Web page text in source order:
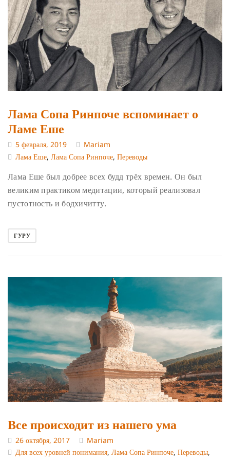
Лама Сопа Ринпоче вспоминает о
Ламе Еше
5 февраля, 2019
Mariam
Лама Еше, Лама Сопа Ринпоче, Переводы
Лама Еше был добрее всех будд трёх времен. Он был
великим практиком медитации, который реализовал
пустотность и бодхичитту.
ГУРУ
Все происходит из нашего ума
26 октября, 2017
Mariam
Для всех уровней понимания, Лама Сопа Ринпоче, Переводы,